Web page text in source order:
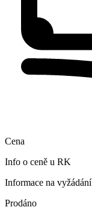
Cena
Info o ceně u RK
Informace na vyžádání
Prodáno